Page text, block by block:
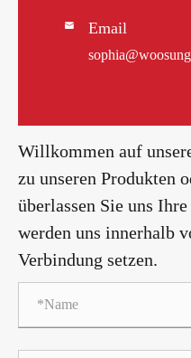
 Email
Willkommen auf
zu unseren Produkten
überlassen Sie uns
werden uns innerhalb
Verbindung setzen.